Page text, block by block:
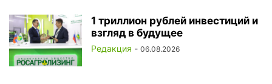
1 триллион рублей инвестиций и
взгляд в будущее
Редакция - 06.08.2026